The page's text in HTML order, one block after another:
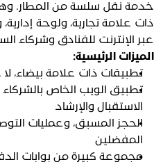
علامة تجارية، ولوحة
الإنترنت للفنادق وشركاء
الرئيسية:
تطبيقات ذات علامة بيضاء،
تطبيق الويب الخاص بالشركاء
الاستقبال والإرشاد
الحجز المسبق، وعمليات
المفضلين
مجموعة كبيرة من بوابات